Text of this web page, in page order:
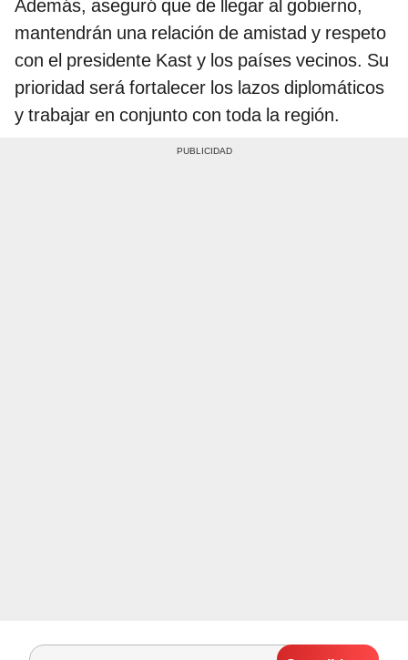
Además, aseguró que de llegar al gobierno,
mantendrán una relación de amistad y respeto
con el presidente Kast y los países vecinos. Su
prioridad será fortalecer los lazos diplomáticos
y trabajar en conjunto con toda la región.